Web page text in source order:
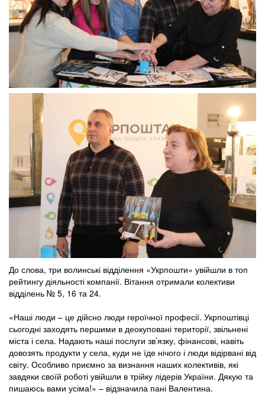
До слова, три волинські відділення «Укрпошти» увійшли в топ
рейтингу діяльності компанії. Вітання отримали колективи
відділень № 5, 16 та 24.
«Наші люди – це дійсно люди героїчної професії. Укрпоштівці
сьогодні заходять першими в деокуповані території, звільнені
міста і села. Надають наші послуги зв’язку, фінансові, навіть
довозять продукти у села, куди не їде нічого і люди відірвані від
світу. Особливо приємно за визнання наших колективів, які
завдяки своїй роботі увійшли в трійку лідерів України. Дякую та
пишаюсь вами усіма!» – відзначила пані Валентина.